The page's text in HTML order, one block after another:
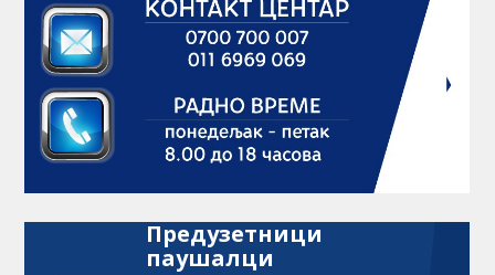
Предузетници
паушалци